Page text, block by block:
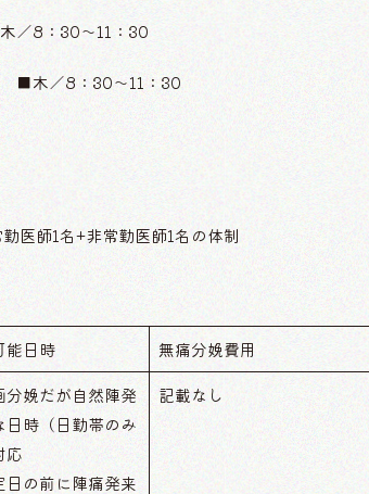
／8：30〜11：30
■木／8：30〜11：30
医師1名+非常勤医師1名の体制
能日時
無痛分娩費用
分娩だが自然陣発
日時（日勤帯のみ
応
の前に陣痛発来
記載なし